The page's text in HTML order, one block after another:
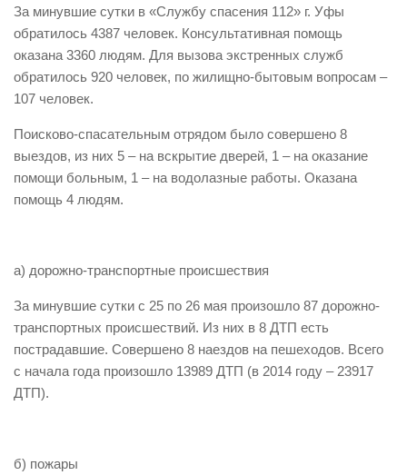
Отчеты о реализации муниципальных программ
История
Виды деятельности
Обслуживание опасных производственных объектов
УГЗ рекомендует
Пресс-центр
СМИ о нас
Половодье
Купальный сезон
За минувшие сутки в «Службу спасения 112» г. Уфы
обратилось 4387 человек. Консультативная помощь
оказана 3360 людям. Для вызова экстренных служб
обратилось 920 человек, по жилищно-бытовым вопросам –
107 человек.
Поисково-спасательным отрядом было совершено 8
выездов, из них 5 – на вскрытие дверей, 1 – на оказание
помощи больным, 1 – на водолазные работы. Оказана
помощь 4 людям.
а) дорожно-транспортные происшествия
За минувшие сутки с 25 по 26 мая произошло 87 дорожно-
транспортных происшествий. Из них в 8 ДТП есть
пострадавшие. Совершено 8 наездов на пешеходов. Всего
с начала года произошло 13989 ДТП (в 2014 году – 23917
ДТП).
б) пожары